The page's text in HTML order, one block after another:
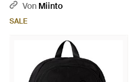
Von Miinto
SALE